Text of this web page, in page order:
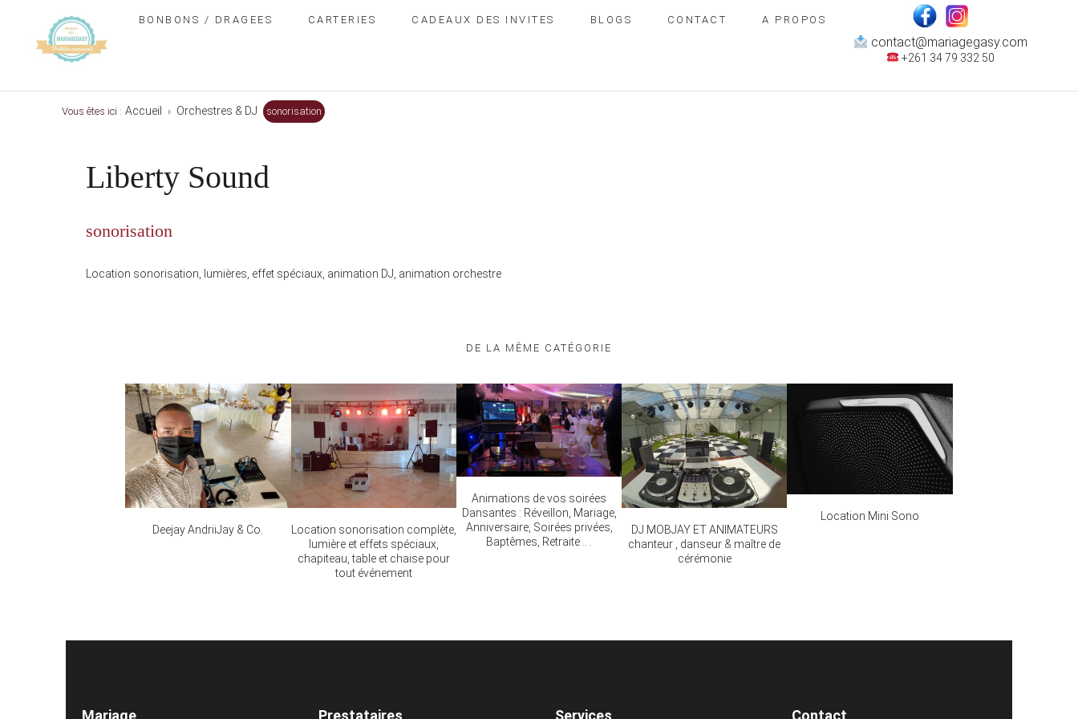
BONBONS / DRAGEES CARTERIES CADEAUX DES INVITES BLOGS CONTACT A PROPOS
contact@mariagegasy.com
+261 34 79 332 50
Vous êtes ici : Accueil › Orchestres & DJ sonorisation
Liberty Sound
sonorisation
Location sonorisation, lumières, effet spéciaux, animation DJ, animation orchestre
DE LA MÊME CATÉGORIE
Deejay AndriiJay & Co.
Location sonorisation complète,
lumière et effets spéciaux,
chapiteau, table et chaise pour
tout événement
Animations de vos soirées
Dansantes : Réveillon, Mariage,
Anniversaire, Soirées privées,
Baptêmes, Retraite .. .
DJ MOBJAY ET ANIMATEURS
chanteur , danseur & maître de
cérémonie
Location Mini Sono
Mariage Prestataires Services Contact